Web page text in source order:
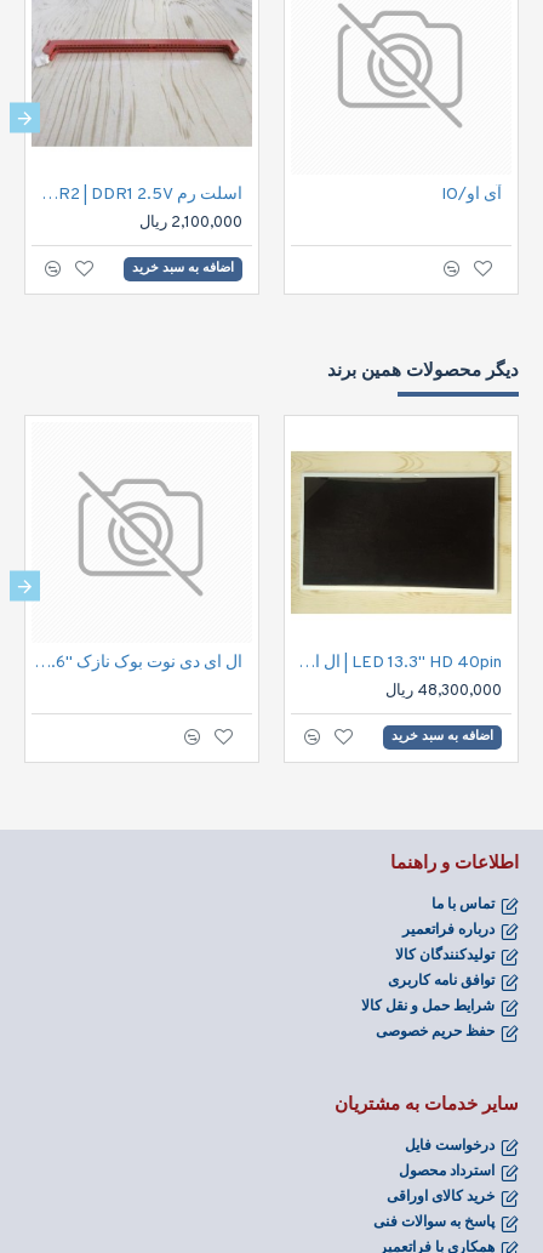
آی او/IO اسلت رم RAM Slate DDR2 | DDR1 2.5V
2,100,000 ریال
اضافه به سبد خرید
دیگر محصولات همین برند
LED 13.3" HD 40pin | ال ای دی نوت بوک اچ دی 40پین
48,300,000 ریال
اضافه به سبد خرید
ال ای دی نوت بوک نازک "15.6 30پین فول اچ دی | LED FHD 30pin 15.6" IPS Notbook
اطلاعات و راهنما
تماس با ما
درباره فراتعمیر
تولیدکنندگان کالا
توافق نامه کاربری
شرایط حمل و نقل کالا
حفظ حریم خصوصی
سایر خدمات به مشتریان
درخواست فایل
استرداد محصول
خرید کالای اوراقی
پاسخ به سوالات فنی
همکاری با فراتعمیر